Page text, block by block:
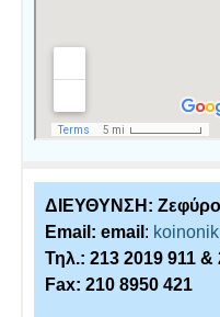
ΔΙΕΥΘΥΝΣΗ:
Email: email :
Τηλ.: 213 2019 911 &
Fax: 210 8950 421